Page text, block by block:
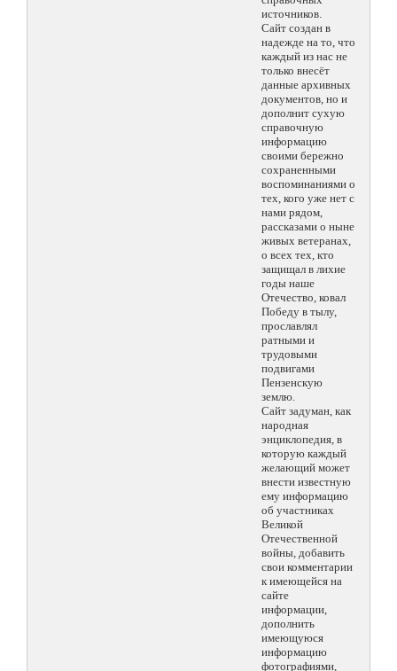
источников.
Сайт создан в
надежде на то, что
каждый из нас не
только внесёт
данные архивных
документов, но и
дополнит сухую
справочную
информацию
своими бережно
сохраненными
воспоминаниями о
тех, кого уже нет с
нами рядом,
рассказами о ныне
живых ветеранах,
о всех тех, кто
защищал в лихие
годы наше
Отечество, ковал
Победу в тылу,
прославлял
ратными и
трудовыми
подвигами
Пензенскую
землю.
Сайт задуман, как
народная
энциклопедия, в
которую каждый
желающий может
внести известную
ему информацию
об участниках
Великой
Отечественной
войны, добавить
свои комментарии
к имеющейся на
сайте
информации,
дополнить
имеющуюся
информацию
фотографиями,